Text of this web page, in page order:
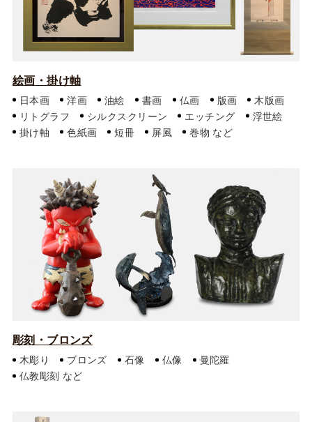
絵画・掛け軸
日本画 洋画 油絵 書画 仏画 版画
木版画
リトグラフ
シルクスクリーン エッチング
浮世絵
掛け軸
色紙画 短冊 屏風 巻物
彫刻・ブロンズ
木彫り ブロンズ 石像 仏像
曼陀羅
仏教彫刻